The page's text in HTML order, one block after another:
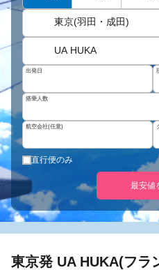
東京(羽田・成田)
UA HUKA
出発日
搭乗人数
航空会社(任意)
直行便のみ
最安値
東京発 UA HUKA(フラ